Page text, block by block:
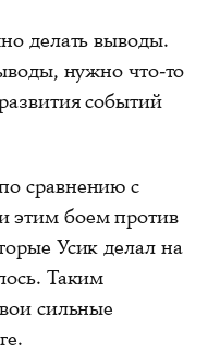
делать выводы.
нужно что-то
событий
сравнению с
боем против
Усик делал на
Таким
сильные